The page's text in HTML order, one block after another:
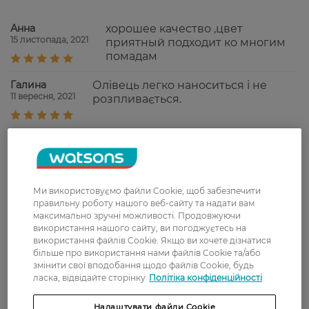
Анна
15 листопада, 2021
хорошее качество ,цвет
приятный подходит ко многим
помадам
Галина
11 вересня, 2021
Олівець легко наноситься і не
розпливається.
8 серпня, 2021
карандаш.
11 грудня, 2020
Чудовий олівець, гарно
профарбовує, стійкий.
Светлана
29 вересня, 2020
Мягко наносится, долго держится.
Мне понравился.
Ми використовуємо файли Cookie, щоб забезпечити
правильну роботу нашого веб-сайту та надати вам
максимально зручні можливості. Продовжуючи
використання нашого сайту, ви погоджуєтесь на
використання файлів Cookie. Якщо ви хочете дізнатися
більше про використання нами файлів Cookie та/або
змінити свої вподобання щодо файлів Cookie, будь
ласка, відвідайте сторінку Політіка конфіденційності
Налаштувати файли Cookie